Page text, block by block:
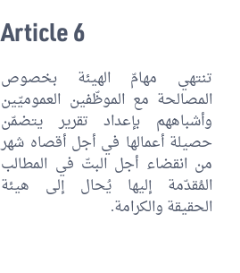
Article 6
تنتهي مهامّ الهيئة بخصوص
المصالحة مع الموظّفين العموميّين
وأشباههم بإعداد تقرير يتضمّن
حصيلة أعمالها في أجل أقصاه شهر
من انقضاء أجل البتّ في المطالب
المُقدّمة إليها يُحال إلى هيئة
الحقيقة والكرامة.